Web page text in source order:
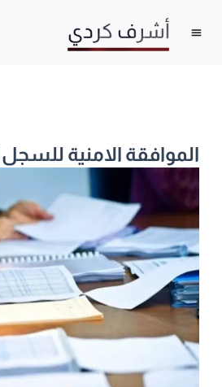
الموافقة الامنية للسجل